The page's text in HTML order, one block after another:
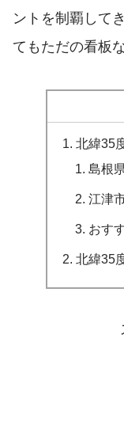
ントを制覇して
てもただの看板
北緯35
島根
江津
おす
北緯35